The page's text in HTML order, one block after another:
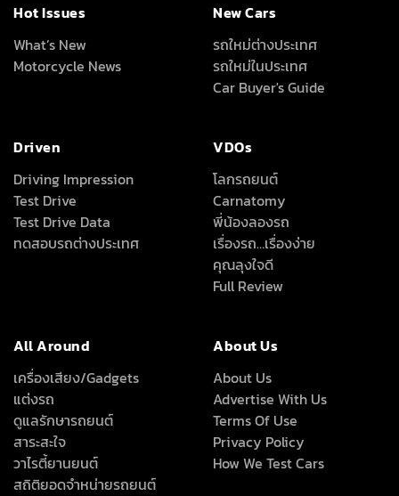
Hot Issues
What’s New
Motorcycle News
New Cars
รถใหม่ต่างประเทศ
รถใหม่ในประเทศ
Car Buyer's Guide
Driven
Driving Impression
Test Drive
Test Drive Data
ทดสอบรถต่างประเทศ
VDOs
โลกรถยนต์
Carnatomy
พี่น้องลองรถ
เรื่องรถ…เรื่องง่าย
คุณลุงใจดี
Full Review
All Around
เครื่องเสียง/Gadgets
แต่งรถ
ดูแลรักษารถยนต์
สาระสะใจ
วาไรตี้ยานยนต์
สถิติยอดจำหน่ายรถยนต์
About Us
About Us
Advertise With Us
Terms Of Use
Privacy Policy
How We Test Cars